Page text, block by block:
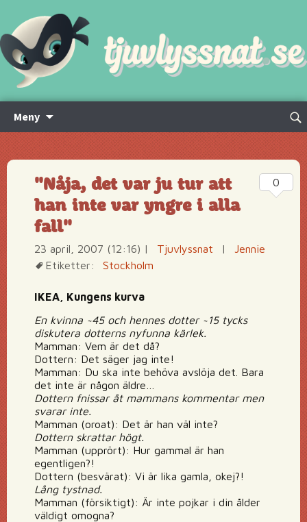
Meny
innehåll
Sök
"Nåja, det var ju tur att
han inte var yngre i alla
fall"
23 april, 2007 (12:16) | Tjuvlyssnat |
Jennie
Etiketter:
Stockholm
IKEA, Kungens kurva
En kvinna ~45 och hennes dotter ~15 tycks
diskutera dotterns nyfunna kärlek.
Mamman: Vem är det då?
Dottern: Det säger jag inte!
Mamman: Du ska inte behöva avslöja det. Bara
det inte är någon äldre…
Dottern fnissar åt mammans kommentar men
svarar inte.
Mamman (oroat): Det är han väl inte?
Dottern skrattar högt.
Mamman (upprört): Hur gammal är han
egentligen?!
Dottern (besvärat): Vi är lika gamla, okej?!
Lång tystnad.
Mamman (försiktigt): Är inte pojkar i din ålder
väldigt omogna?
0